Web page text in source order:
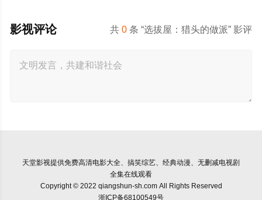
共0 条 “选拔屋：猎头的做派” 影评
影视评论
天堂影视提供免费高清电影大全、搞笑综艺、经典动漫、无删减电视剧
全集在线观看
Copyright © 2022 qiangshun-sh.com All Rights Reserved
浙ICP备68100549号